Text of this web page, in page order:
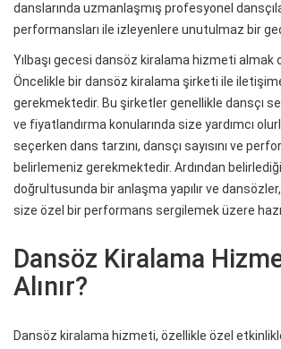
danslarında uzmanlaşmış profesyonel
performansları ile izleyenlere unutulmaz bir
Yılbaşı gecesi dansöz kiralama hizmeti almak
Öncelikle bir dansöz kiralama şirketi ile
gerekmektedir. Bu şirketler genellikle dansçı
ve fiyatlandırma konularında size yardımcı
seçerken dans tarzını, dansçı sayısını ve
belirlemeniz gerekmektedir. Ardından
doğrultusunda bir anlaşma yapılır ve
size özel bir performans sergilemek üzere
Dansöz Kiralama
Alınır?
Dansöz kiralama hizmeti, özellikle özel